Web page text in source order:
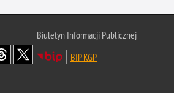
Biuletyn Informacji Publicznej
BIP KGP